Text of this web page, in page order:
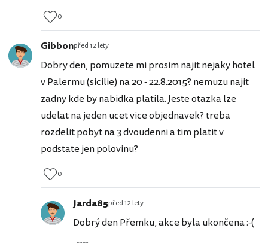
0
Gibbonpřed 12 lety
Dobry den, pomuzete mi prosim najit nejaky hotel
v Palermu (sicilie) na 20 - 22.8.2015? nemuzu najit
zadny kde by nabidka platila. Jeste otazka lze
udelat na jeden ucet vice objednavek? treba
rozdelit pobyt na 3 dvoudenni a tim platit v
podstate jen polovinu?
0
Jarda85před 12 lety
Dobrý den Přemku, akce byla ukončena :-(